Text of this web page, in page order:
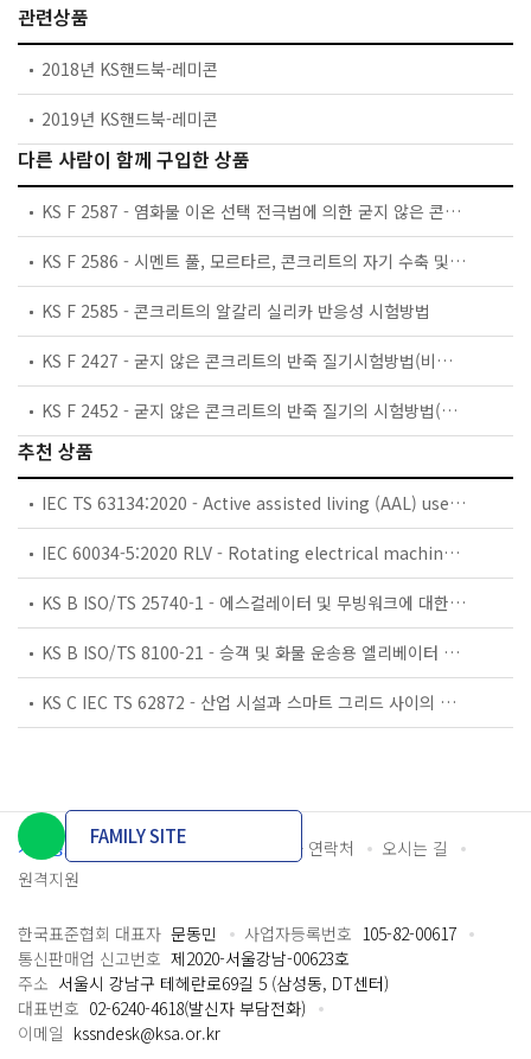
관련상품
2018년 KS핸드북-레미콘
2019년 KS핸드북-레미콘
다른 사람이 함께 구입한 상품
KS F 2587 - 염화물 이온 선택 전극법에 의한 굳지 않은 콘크리트의 염화물 함유량 시험방법
KS F 2586 - 시멘트 풀, 모르타르, 콘크리트의 자기 수축 및 자기 팽창 시험방법
KS F 2585 - 콘크리트의 알칼리 실리카 반응성 시험방법
KS F 2427 - 굳지 않은 콘크리트의 반죽 질기시험방법(비비 방법)
KS F 2452 - 굳지 않은 콘크리트의 반죽 질기의 시험방법(다짐도 방법)
추천 상품
IEC TS 63134:2020 - Active assisted living (AAL) use cases
IEC 60034-5:2020 RLV - Rotating electrical machines - Part 5: Degrees of protection provided by the integral design of rotating electrical machines (IP code) - Classification
KS B ISO/TS 25740-1 - 에스컬레이터 및 무빙워크에 대한 안전요건 — 제1부: 세계공통 필수 안전요건(GESRs)
KS B ISO/TS 8100-21 - 승객 및 화물 운송용 엘리베이터 —제21부: 세계공통 필수안전요건(GESRs)을 충족하는 세계공통 안전 파라미터(GSPs)
KS C IEC TS 62872 - 산업 시설과 스마트 그리드 사이의 산업 공정 측정, 제어 및 자동화 시스템 인터페이스
개인정보처리방침 이용약관 담당자 연락처
오시는 길
원격지원
FAMILY SITE
한국표준협회 대표자 문동민 사업자등록번호 105-82-00617
통신판매업 신고번호 제2020-서울강남-00623호
주소 서울시 강남구 테헤란로69길 5 (삼성동, DT센터)
대표번호 02-6240-4618(발신자 부담전화)
이메일 kssndesk@ksa.or.kr